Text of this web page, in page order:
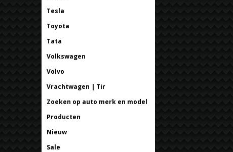
Tesla
Toyota
Tata
Volkswagen
Volvo
Vrachtwagen | Tir
Zoeken op auto merk en model
Producten
Nieuw
Sale